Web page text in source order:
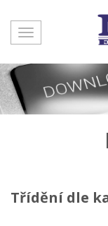
Toggle
Třídění dle